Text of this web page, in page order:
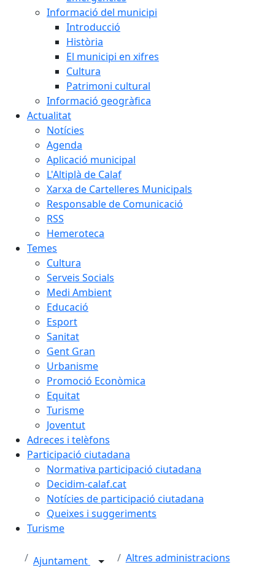
Informació del municipi
Introducció
Història
El municipi en xifres
Cultura
Patrimoni cultural
Informació geogràfica
Actualitat
Notícies
Agenda
Aplicació municipal
L'Altiplà de Calaf
Xarxa de Cartelleres Municipals
Responsable de Comunicació
RSS
Hemeroteca
Temes
Cultura
Serveis Socials
Medi Ambient
Educació
Esport
Sanitat
Gent Gran
Urbanisme
Promoció Econòmica
Equitat
Turisme
Joventut
Adreces i telèfons
Participació ciutadana
Normativa participació ciutadana
Decidim-calaf.cat
Notícies de participació ciutadana
Queixes i suggeriments
Turisme
Ajuntament Altres administracions